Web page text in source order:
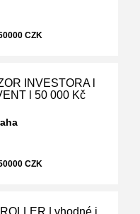
CZK
INVESTORA l
l 50 000 Kč
CZK
| vhodné i